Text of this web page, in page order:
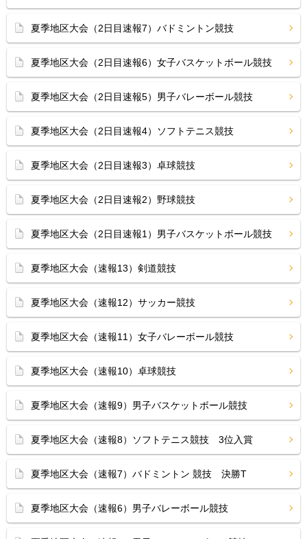
夏季地区大会（2日目速報7）バドミントン競技
夏季地区大会（2日目速報6）女子バスケットボール競技
夏季地区大会（2日目速報5）男子バレーボール競技
夏季地区大会（2日目速報4）ソフトテニス競技
夏季地区大会（2日目速報3）卓球競技
夏季地区大会（2日目速報2）野球競技
夏季地区大会（2日目速報1）男子バスケットボール競技
夏季地区大会（速報13）剣道競技
夏季地区大会（速報12）サッカー競技
夏季地区大会（速報11）女子バレーボール競技
夏季地区大会（速報10）卓球競技
夏季地区大会（速報9）男子バスケットボール競技
夏季地区大会（速報8）ソフトテニス競技 3位入賞
夏季地区大会（速報7）バドミントン 競技 決勝T
夏季地区大会（速報6）男子バレーボール競技